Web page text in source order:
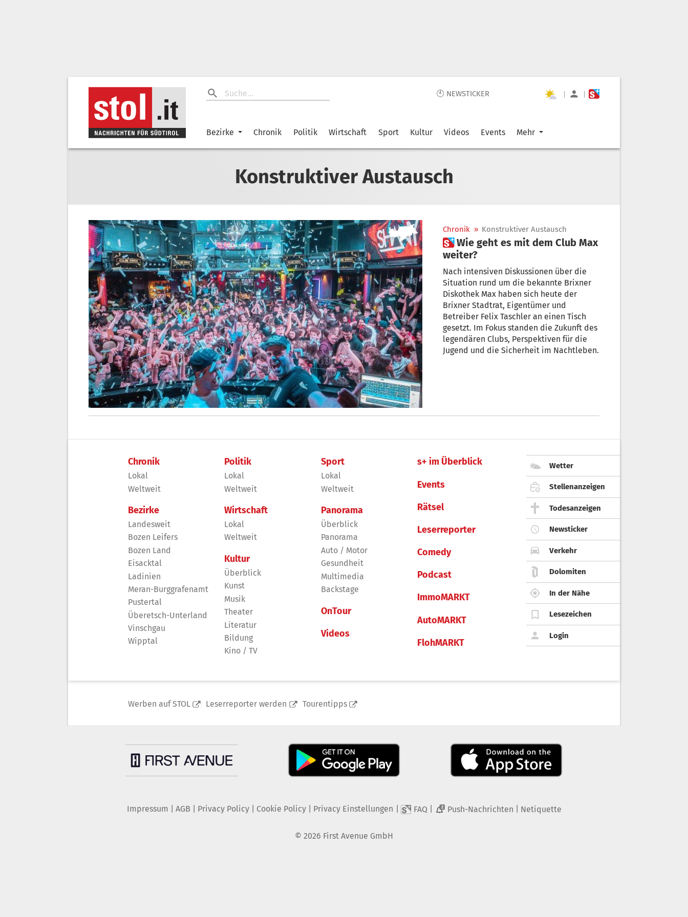
🕙 NEWSTICKER | |
Bezirke Chronik Politik Wirtschaft Sport Kultur Videos Events Mehr
Konstruktiver Austausch
Chronik » Konstruktiver Austausch
 Wie geht es mit dem Club Max
weiter?
Nach intensiven Diskussionen über die
Situation rund um die bekannte Brixner
Diskothek Max haben sich heute der
Brixner Stadtrat, Eigentümer und
Betreiber Felix Taschler an einen Tisch
gesetzt. Im Fokus standen die Zukunft des
legendären Clubs, Perspektiven für die
Jugend und die Sicherheit im Nachtleben.
Chronik
Lokal
Weltweit
Bezirke
Landesweit
Bozen Leifers
Bozen Land
Eisacktal
Ladinien
Meran-Burggrafenamt
Pustertal
Überetsch-Unterland
Vinschgau
Wipptal
Politik
Lokal
Weltweit
Wirtschaft
Lokal
Weltweit
Kultur
Überblick
Kunst
Musik
Theater
Literatur
Bildung
Kino / TV
Sport
Lokal
Weltweit
Panorama
Überblick
Panorama
Auto / Motor
Gesundheit
Multimedia
Backstage
OnTour
Videos
s+ im Überblick
Events
Rätsel
Leserreporter
Comedy
Podcast
ImmoMARKT
AutoMARKT
FlohMARKT
Wetter
Stellenanzeigen
Todesanzeigen
Newsticker
Verkehr
Dolomiten
In der Nähe
Lesezeichen
Login
Werben auf STOL Leserreporter werden Tourentipps
Impressum AGB Privacy Policy| Cookie Policy| Privacy Einstellungen FAQ 2 Push-Nachrichten Netiquette
© 2026 First Avenue GmbH